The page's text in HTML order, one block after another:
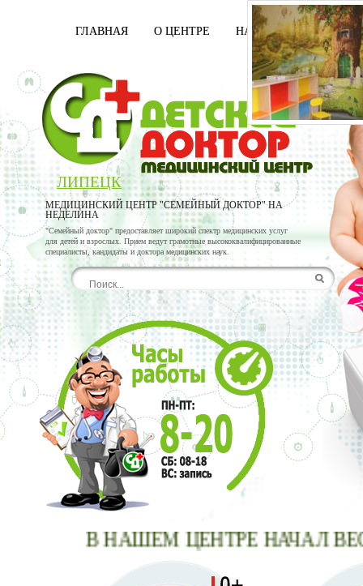
ГЛАВНАЯ О ЦЕНТРЕ НАШИ ВРАЧИ
ЛИПЕЦК
МЕДИЦИНСКИЙ ЦЕНТР "СЕМЕЙНЫЙ ДОКТОР" НА
НЕДЕЛИНА
"Семейный доктор" предоставляет широкий спектр медицинских услуг
для детей и взрослых. Прием ведут грамотные высококвалифицированные
специалисты, кандидаты и доктора медицинских наук.
В НАШЕМ ЦЕНТРЕ НАЧАЛ